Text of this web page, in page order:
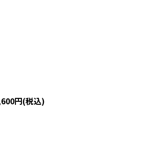
円(税込)